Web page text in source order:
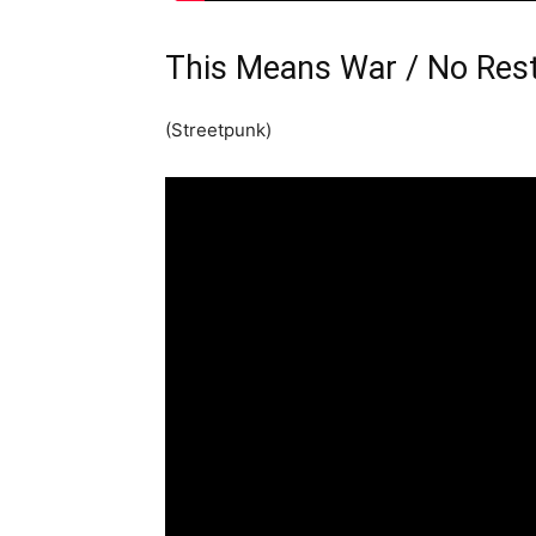
This Means War / No
(Streetpunk)